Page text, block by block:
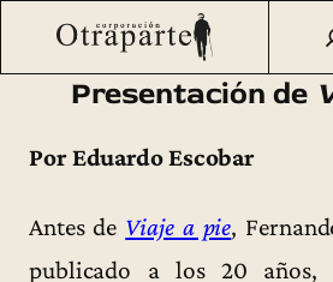
Saltar
contenido
Otraparte.org/ Fernando González
Presentación de
Por Eduardo Escobar
Antes de Viaje a pie,
publicado a los 20 años,